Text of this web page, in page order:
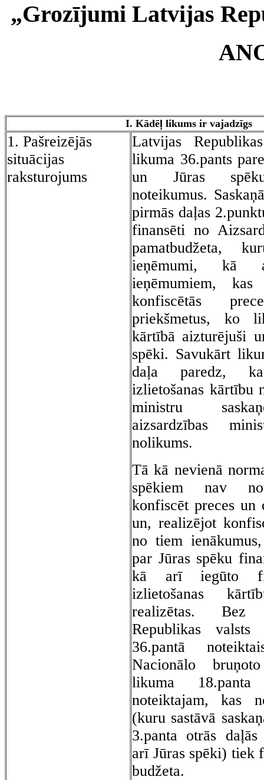
„Grozījumi Latvijas
I. Kādēļ likums ir vajadzīgs
1. Pašreizējās
situācijas
raksturojums
Latvijas
likuma 36.pants
un Jūras spēku
noteikumus.
pirmās daļas
finansēti no
pamatbudžeta,
ieņēmumi, kā
ieņēmumiem,
konfiscētās
priekšmetus, ko
kārtībā aizturējuši
spēki. Savukārt
daļa paredz,
izlietošanas kārtību
ministru
aizsardzības
nolikums.
Tā kā nevienā
spēkiem nav
konfiscēt preces un
un, realizējot
no tiem
par Jūras spēku
kā arī iegūto
izlietošanas
realizētas.
Republikas valsts
36.pantā
Nacionālo
likuma
noteiktajam,kas
(kuru sastāvā
3.panta otrās
arī Jūras spēki) tiek
budžeta.